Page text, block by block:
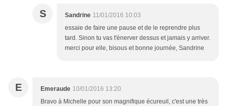
S Sandrine 11/01/2016 10:03
essaie de faire une pause et de le reprendre plus
tard. Sinon tu vas t'énerver dessus et jamais y arriver.
merci pour elle, bisous et bonne journée, Sandrine
E Emeraude 10/01/2016 13:20
Bravo à Michelle pour son magnifique écureuil, c'est une très